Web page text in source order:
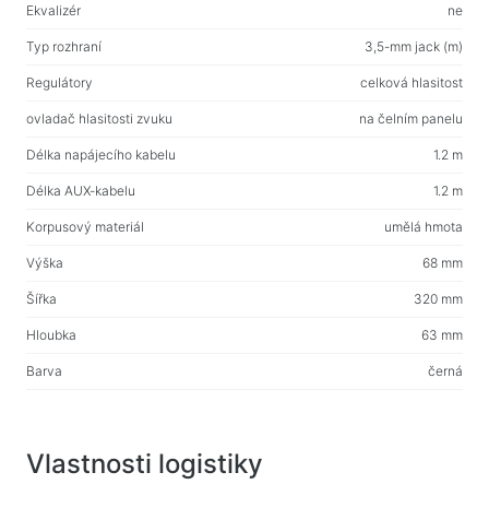
Stoly pro domácnost a kancelář
Rámy na stůl
Konferenční stolky
Barové stoličky
Židle pro domácnost a kancelář
Domácí potřeby
Podlahové ramínka na oblečení
Ekvalizér ne
Typ rozhraní 3,5-mm jack (m)
Regulátory celková hlasitost
ovladač hlasitosti zvuku na čelním panelu
Délka napájecího kabelu 1.2 m
Délka AUX-kabelu 1.2 m
Korpusový materiál umělá hmota
Výška 68 mm
Šířka 320 mm
Hloubka 63 mm
Barva černá
Vlastnosti logistiky